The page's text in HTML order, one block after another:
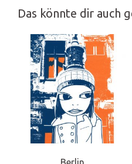
Das könnte dir auch